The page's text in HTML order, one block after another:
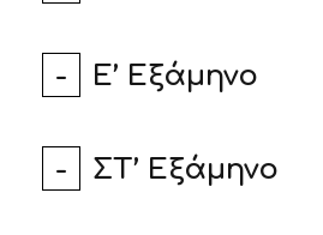
E’ Εξάμηνο
ΣΤ’ Εξάμηνο